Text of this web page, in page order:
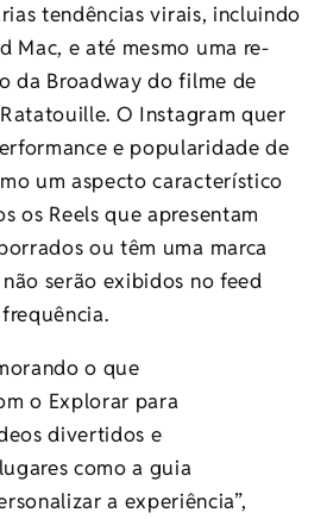
tendências virais, incluindo
Mac, e até mesmo uma re-
da Broadway do filme de
O Instagram quer
e popularidade de
um aspecto característico
os Reels que apresentam
ou têm uma marca
serão exibidos no feed
o que
o Explorar para
divertidos e
como a guia
a experiência”,